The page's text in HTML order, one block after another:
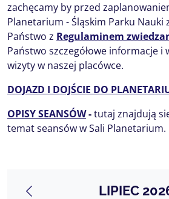
zachęcamy by przed
Planetarium - Śląskim Parku Nauki
Państwo z Regulaminem
Państwo szczegółowe informacje i
wizyty w naszej placówce.
DOJAZD I DOJŚCIE DO
OPISY SEANSÓW-tutaj znajdują
temat seansów w Sali Planetarium.
LIPIEC